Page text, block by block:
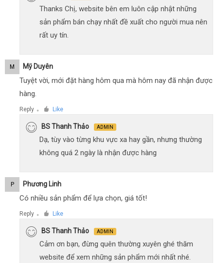
Thanks Chị, website bên em luôn cập nhật những
sản phẩm bán chạy nhất đề xuất cho người mua nên
rất uy tín.
M Mỹ Duyên
Tuyệt vời, mới đặt hàng hôm qua mà hôm nay đã nhận được
hàng.
Reply ● Like
BS Thanh Thảo ADMIN
Dạ, tùy vào từng khu vực xa hay gần, nhưng thường
không quá 2 ngày là nhận được hàng
P Phương Linh
Có nhiều sản phẩm để lựa chọn, giá tốt!
Reply ● Like
BS Thanh Thảo ADMIN
Cảm ơn bạn, đừng quên thường xuyên ghé thăm
website để xem những sản phẩm mới nhất nhé.